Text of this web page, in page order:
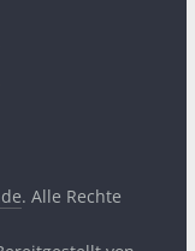
. Alle Rechte